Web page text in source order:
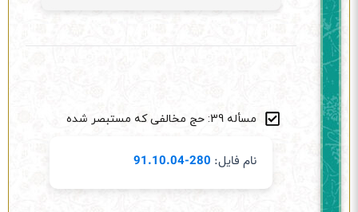
مسأله 39: حج مخالفی که مستبصر شده
نام فایل: 280-91.10.04